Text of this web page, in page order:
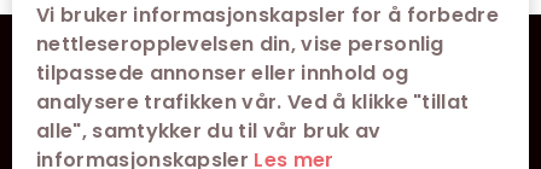
Vi bruker informasjonskapsler for å forbedre
nettleseropplevelsen din, vise personlig
tilpassede annonser eller innhold og
analysere trafikken vår. Ved å klikke "tillat
alle", samtykker du til vår bruk av
informasjonskapsler Les mer
VÅRE KINOER
KONTAKT